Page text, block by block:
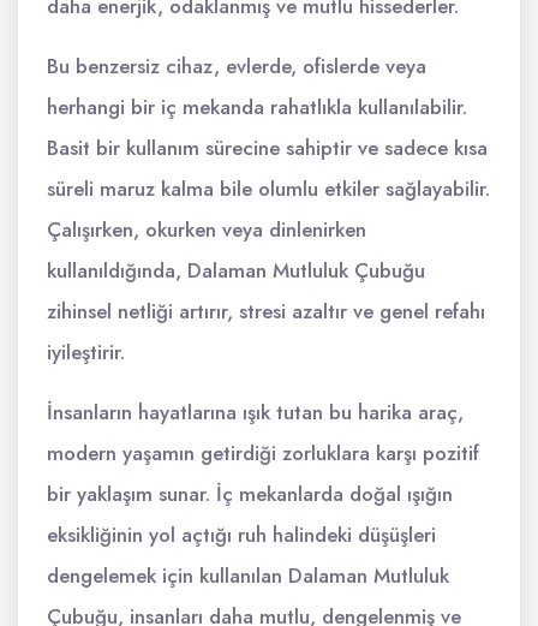
daha enerjik, odaklanmış ve mutlu hissederler.
Bu benzersiz cihaz, evlerde, ofislerde veya
herhangi bir iç mekanda rahatlıkla kullanılabilir.
Basit bir kullanım sürecine sahiptir ve sadece kısa
süreli maruz kalma bile olumlu etkiler sağlayabilir.
Çalışırken, okurken veya dinlenirken
kullanıldığında, Dalaman Mutluluk Çubuğu
zihinsel netliği artırır, stresi azaltır ve genel refahı
iyileştirir.
İnsanların hayatlarına ışık tutan bu harika araç,
modern yaşamın getirdiği zorluklara karşı pozitif
bir yaklaşım sunar. İç mekanlarda doğal ışığın
eksikliğinin yol açtığı ruh halindeki düşüşleri
dengelemek için kullanılan Dalaman Mutluluk
Çubuğu, insanları daha mutlu, dengelenmiş ve